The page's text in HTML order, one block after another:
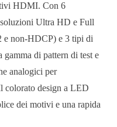
HDMI. Con 6
Ultra HD e Full
e non-HDCP) e 3 tipi di
gamma di pattern di test e
analogici per
colorato design a LED
dei motivi e una rapida